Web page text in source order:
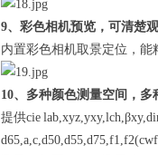
9、彩色相机预览，可清楚
内置彩色相机取景定位，
10、多种颜色测量空间，多
提供cie